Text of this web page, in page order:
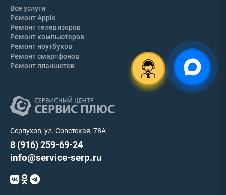
Серпухов, ул. Советская, 78А
8 (916) 259-69-24
info@service-serp.ru
Все услуги
Ремонт Apple
Ремонт телевизоров
Ремонт компьютеров
Ремонт ноутбуков
Ремонт смартфонов
Ремонт планшетов